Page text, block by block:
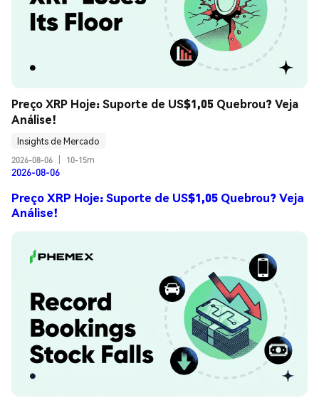
Preço XRP Hoje: Suporte de US$1,05 Quebrou? Veja
Análise!
Insights de Mercado
2026-08-06
10-15m
2026-08-06
Preço XRP Hoje: Suporte de US$1,05 Quebrou? Veja
Análise!